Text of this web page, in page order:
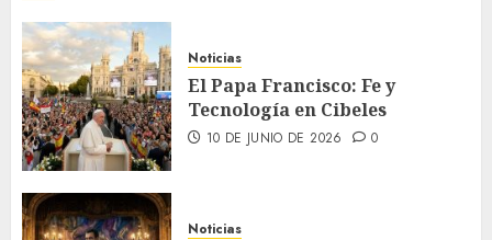
Noticias
El Papa Francisco: Fe y
Tecnología en Cibeles
10 DE JUNIO DE 2026 0
Noticias